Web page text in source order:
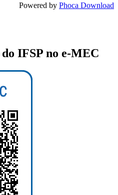
Powered by Phoca Download
IFSP no e-MEC